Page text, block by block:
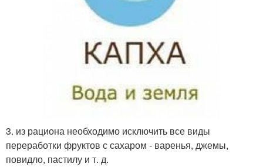
3. из рациона необходимо исключить все виды
переработки фруктов с сахаром - варенья, джемы,
повидло, пастилу и т. д.